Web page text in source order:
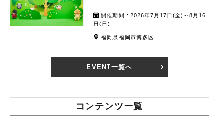
開催期間 : 2026年7月17日(金)～8月16
日(日)
福岡県福岡市博多区
EVENT一覧へ
コンテンツ一覧